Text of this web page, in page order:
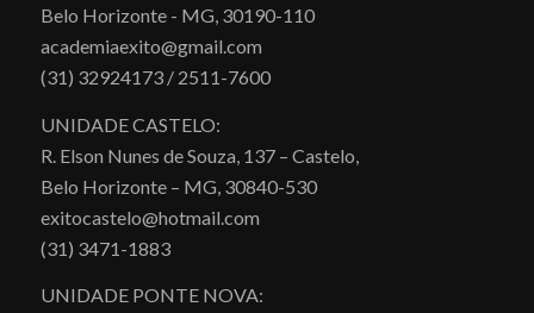
Belo Horizonte - MG, 30190-110
academiaexito@gmail.com
(31) 32924173 / 2511-7600
UNIDADE CASTELO:
R. Elson Nunes de Souza, 137 – Castelo,
Belo Horizonte – MG, 30840-530
exitocastelo@hotmail.com
(31) 3471-1883
UNIDADE PONTE NOVA: